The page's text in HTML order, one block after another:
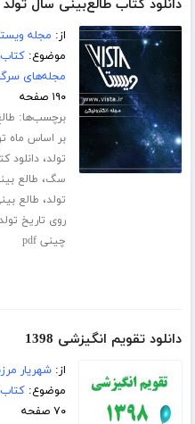
دانلود کتاب طالع‌بینی سال تولد
از: مجله
موضوع:
مجله‌های
۱۹۰ صفحه
برچسب‌ها:
بر اساس ماه
تولد،دانلود
سگ، طالع
تولد، طالع
روی تاریخ
چینی pdf
دانلود تقویم انگیزشی 1398
از:شهریار
موضوع:
۷۰ صفحه